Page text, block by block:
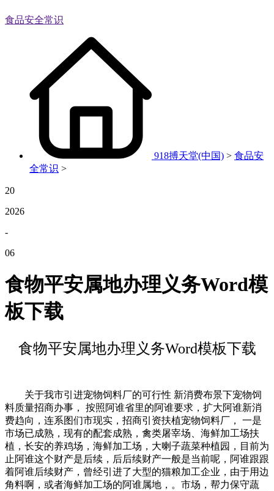
食品安全常识
918搏天堂(中国) > 食品安
全常识 >
20
2026
-
06
食物平安属地办理义务Word模
板下载
食物平安属地办理义务Word模板下载
关于我市引进宠物饲料厂的可行性 新消费布景下宠物饲
料质量招商办事， 按照阿谁省里的阿谁要求，扩大阿谁新消
费趋向，连系图们市现实，招商引资扶植宠物饲料厂， 一是
市场已成熟，现有的配套成熟，禽类屠宰场、海鲜加工场扶
植，长安的养鸡场，海鲜加工场，大喇子蔬菜种植园，目前为
止阿谁这个财产是后续，后后续财产一般是当前呢，阿谁跟跟
着阿谁后续财产，曾经引进了大型的猫粮加工企业，由于用边
角料啊，或者海鲜加工场的阿谁属地，。市场，帮力保守蔬